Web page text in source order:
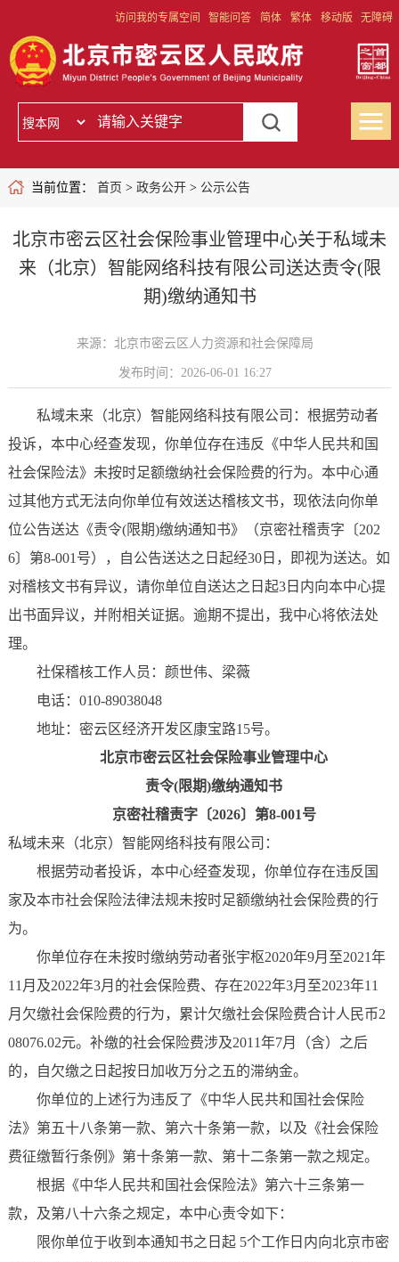
访问我的专属空间 智能问答 简体 繁体 移动版 无障碍
当前位置： 首页 > 政务公开> 公示公告
北京市密云区社会保险事业管理中心关于私域未
来（北京）智能网络科技有限公司送达责令(限
期)缴纳通知书
来源：北京市密云区人力资源和社会保障局
发布时间：2026-06-01 16:27
私域未来（北京）智能网络科技有限公司：根据劳动者
投诉，本中心经查发现，你单位存在违反《中华人民共和国
社会保险法》未按时足额缴纳社会保险费的行为。本中心通
过其他方式无法向你单位有效送达稽核文书，现依法向你单
位公告送达《责令(限期)缴纳通知书》（京密社稽责字〔202
6〕第8-001号），自公告送达之日起经30日，即视为送达。如
对稽核文书有异议，请你单位自送达之日起3日内向本中心提
出书面异议，并附相关证据。逾期不提出，我中心将依法处
理。
社保稽核工作人员：颜世伟、梁薇
电话：010-89038048
地址：密云区经济开发区康宝路15号。
北京市密云区社会保险事业管理中心
责令(限期)缴纳通知书
京密社稽责字〔2026〕第8-001号
私域未来（北京）智能网络科技有限公司：
根据劳动者投诉，本中心经查发现，你单位存在违反国
家及本市社会保险法律法规未按时足额缴纳社会保险费的行
为。
你单位存在未按时缴纳劳动者张宇枢2020年9月至2021年
11月及2022年3月的社会保险费、存在2022年3月至2023年11
月欠缴社会保险费的行为，累计欠缴社会保险费合计人民币2
08076.02元。补缴的社会保险费涉及2011年7月（含）之后
的，自欠缴之日起按日加收万分之五的滞纳金。
你单位的上述行为违反了《中华人民共和国社会保险
法》第五十八条第一款、第六十条第一款，以及《社会保险
费征缴暂行条例》第十条第一款、第十二条第一款之规定。
根据《中华人民共和国社会保险法》第六十三条第一
款，及第八十六条之规定，本中心责令如下：
限你单位于收到本通知书之日起 5个工作日内向北京市密